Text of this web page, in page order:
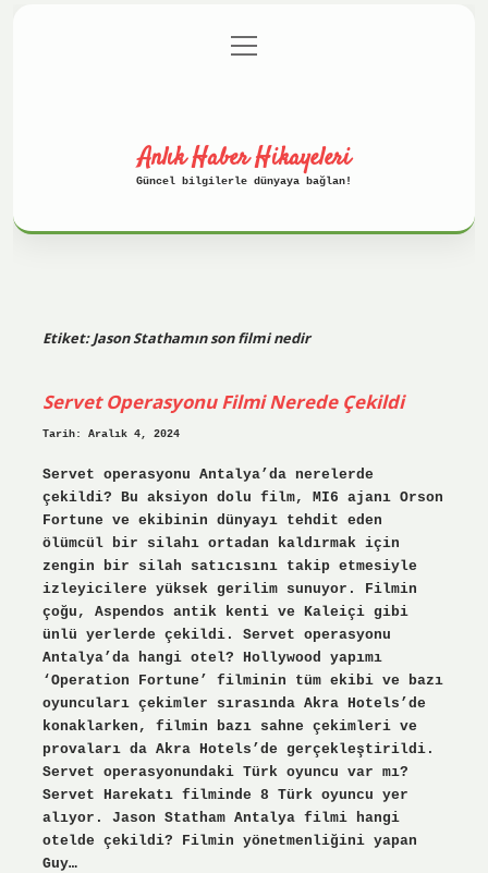
Gizlilik Politikası
menüyü
aç
Anlık Haber Hikayeleri
Güncel bilgilerle dünyaya bağlan!
Etiket:Jason Stathamın son filmi nedir
Servet Operasyonu Filmi Nerede Çekildi
Tarih: Aralık 4, 2024
Servet operasyonu Antalya’da nerelerde
çekildi? Bu aksiyon dolu film, MI6 ajanı Orson
Fortune ve ekibinin dünyayı tehdit eden
ölümcül bir silahı ortadan kaldırmak için
zengin bir silah satıcısını takip etmesiyle
izleyicilere yüksek gerilim sunuyor. Filmin
çoğu, Aspendos antik kenti ve Kaleiçi gibi
ünlü yerlerde çekildi. Servet operasyonu
Antalya’da hangi otel? Hollywood yapımı
‘Operation Fortune’ filminin tüm ekibi ve bazı
oyuncuları çekimler sırasında Akra Hotels’de
konaklarken, filmin bazı sahne çekimleri ve
provaları da Akra Hotels’de gerçekleştirildi.
Servet operasyonundaki Türk oyuncu var mı?
Servet Harekatı filminde 8 Türk oyuncu yer
alıyor. Jason Statham Antalya filmi hangi
otelde çekildi? Filmin yönetmenliğini yapan
Guy…